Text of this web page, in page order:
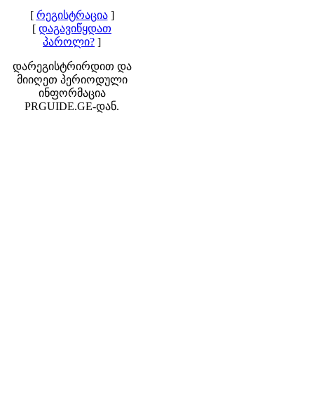
[ რეგისტრაცია]
[ დაგავიწყდათ
პაროლი? ]
დარეგისტრირდით და
მიიღეთ პერიოდული
ინფორმაცია
PRGUIDE.GE-დან.